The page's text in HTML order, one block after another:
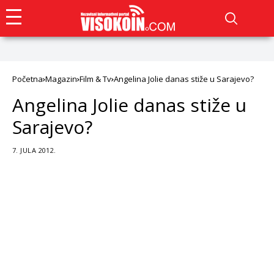
Početna Magazin Film & Tv Angelina Jolie danas stiže u Sarajevo?
Angelina Jolie danas stiže u
Sarajevo?
7. JULA 2012.